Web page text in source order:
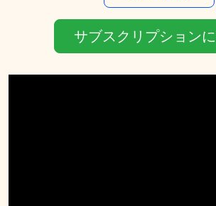
サブスクリプション